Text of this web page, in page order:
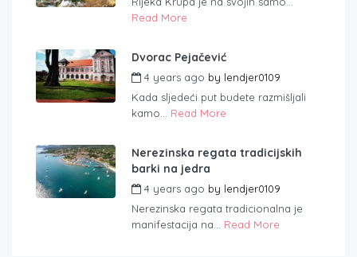
Read More
Dvorac Pejačević
4 years ago by lendjer0109
Kada sljedeći put budete razmišljali
kamo... Read More
Nerezinska regata tradicijskih
barki na jedra
4 years ago by lendjer0109
Nerezinska regata tradicionalna je
manifestacija na... Read More